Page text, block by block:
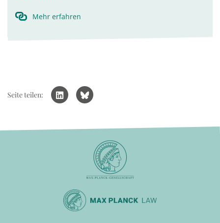
Mehr erfahren
Seite teilen: